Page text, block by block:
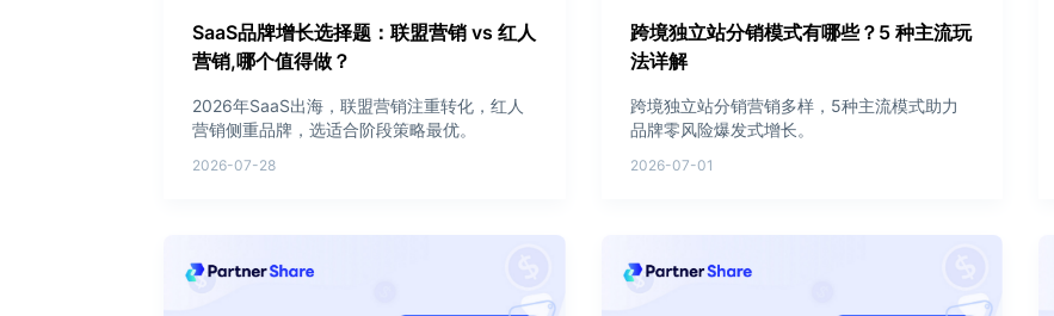
SaaS品牌增长选择题：联盟营销 vs 红人
营销,哪个值得做？
2026年SaaS出海，联盟营销注重转化，红人
营销侧重品牌，选适合阶段策略最优。
2026-07-28
跨境独立站分销模式有哪些？5 种主流玩
法详解
跨境独立站分销营销多样，5种主流模式助力
品牌零风险爆发式增长。
2026-07-01